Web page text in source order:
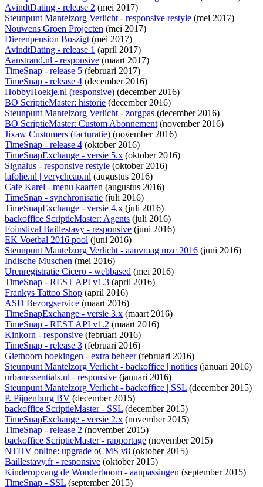
AvindtDating - release 2 (mei 2017)
Steunpunt Mantelzorg Verlicht - responsive restyle (mei 2017)
Nouwens Groen Projecten (mei 2017)
Dierenpension Boszigt(mei 2017)
AvindtDating - release 1 (april 2017)
Aanstrand.nl - responsive (maart 2017)
TimeSnap - release 5 (februari 2017)
TimeSnap - release 4 (december 2016)
HobbyHoekje.nl (responsive) (december 2016)
BO ScriptieMaster: historie (december 2016)
Steunpunt Mantelzorg Verlicht - zorgpas (december 2016)
BO ScriptieMaster: Custom Abonnement(november 2016)
Jixaw Customers (facturatie) (november 2016)
TimeSnap - release 4 (oktober 2016)
TimeSnapExchange - versie 5.x (oktober 2016)
Signalus - responsive restyle (oktober 2016)
lafolie.nl | verycheap.nl (augustus 2016)
Cafe Karel - menu kaarten (augustus 2016)
TimeSnap - synchronisatie (juli 2016)
TimeSnapExchange - versie 4.x (juli 2016)
backoffice ScriptieMaster: Agents (juli 2016)
Foinstival Baillestavy - responsive (juni 2016)
EK Voetbal 2016 pool (juni 2016)
Steunpunt Mantelzorg Verlicht - aanvraag mzc 2016 (juni 2016)
Indische Muschen (mei 2016)
Urenregistratie Cicero - webbased (mei 2016)
TimeSnap - REST API v1.3 (april 2016)
Frankys Tattoo Shop (april 2016)
ASD Bezorgservice (maart 2016)
TimeSnapExchange - versie 3.x (maart 2016)
TimeSnap - REST API v1.2 (maart 2016)
Kinkorn - responsive (februari 2016)
TimeSnap - release 3 (februari 2016)
Giethoorn boekingen - extra beheer(februari 2016)
Steunpunt Mantelzorg Verlicht - backoffice | notities (januari 2016)
urbanessentials.nl - responsive (januari 2016)
Steunpunt Mantelzorg Verlicht - backoffice | SSL (december 2015)
P. Pijnenburg BV (december 2015)
backoffice ScriptieMaster - SSL (december 2015)
TimeSnapExchange - versie 2.x (november 2015)
TimeSnap - release 2 (november 2015)
backoffice ScriptieMaster - rapportage (november 2015)
NTHV online: upgrade oCMS v8 (oktober 2015)
Baillestavy.fr - responsive (oktober 2015)
Kinderopvang de Wonderboom - aanpassingen (september 2015)
TimeSnap - SSL (september 2015)